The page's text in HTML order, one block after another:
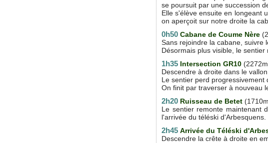
se poursuit par une succession
Elle s'élève ensuite en longeant
on aperçoit sur notre droite la
0h50 Cabane de Coume Nère
Sans rejoindre la cabane, suivre
Désormais plus visible, le
1h35 Intersection GR10
Descendre à droite dans le
Le sentier perd progressivement
On finit par traverser à nouveau
2h20 Ruisseau de Betet
Le sentier remonte maintenant
l'arrivée du téléski d'Arbesquens.
2h45 Arrivée du Téléski
Descendre la crête à droite en